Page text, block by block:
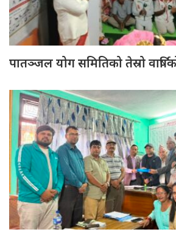
पातञ्जल योग समितिको तेस्रो